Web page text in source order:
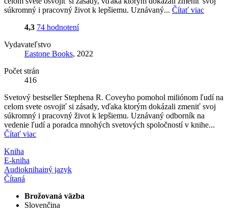
súkromný i pracovný život k lepšiemu. Uznávaný... Čítať viac
4,3 74 hodnotení
Vydavateľstvo
Eastone Books, 2022
Počet strán
416
Svetový bestseller Stephena R. Coveyho pomohol miliónom ľudí na
celom svete osvojiť si zásady, vďaka ktorým dokázali zmeniť svoj
súkromný i pracovný život k lepšiemu. Uznávaný odborník na
vedenie ľudí a poradca mnohých svetových spoločností v knihe...
Čítať viac
Kniha
E-kniha
Audioknihainý jazyk
Čítaná
Brožovaná väzba
Slovenčina